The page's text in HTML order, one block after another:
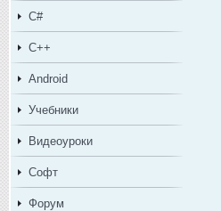
C#
C++
Android
Учебники
Видеоуроки
Софт
Форум